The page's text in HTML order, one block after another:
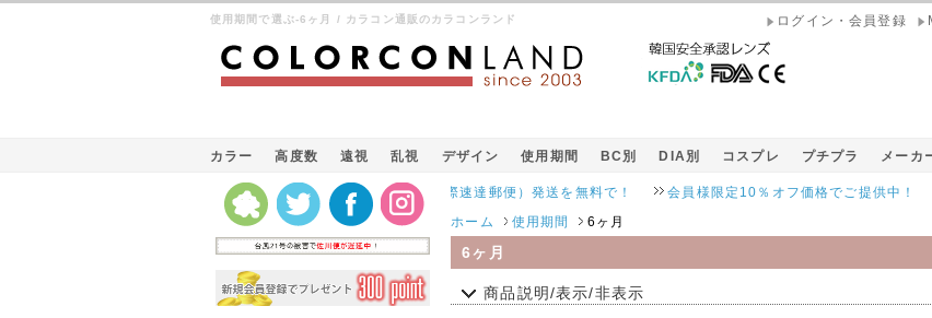
使用期間で選ぶ-6ヶ月 / カラコン通販のカラコンランド ログイン・会員登録
カラー 高度数 遠視 乱視 デザイン 使用期間 BC別 DIA別 コスプレ プチプラ メーカ
Kパケット（韓国の国際速達郵便）発送を無料で！ 会員様限定10％オフ価格でご提供中！
ホーム 使用期間 6ヶ月
6ヶ月
商品説明/表示/非表示